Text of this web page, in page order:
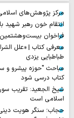
مرکز پژوهش‌های
انتقام خون رهبر شهید
فراخوان
معرفی کتاب | «علل
طباطبایی یزدی
مباحث "حوزه پیشرو و
کتاب درسی شود
شیخ الجعید: تقریب
اسلامی است
حجاب؛ سنگر هویت